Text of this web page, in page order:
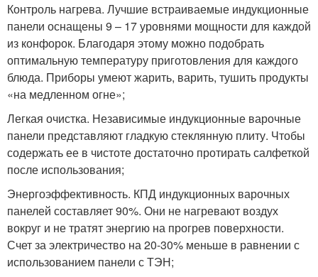
Контроль нагрева. Лучшие встраиваемые индукционные
панели оснащены 9 – 17 уровнями мощности для каждой
из конфорок. Благодаря этому можно подобрать
оптимальную температуру приготовления для каждого
блюда. Приборы умеют жарить, варить, тушить продукты
«на медленном огне»;
Легкая очистка. Независимые индукционные варочные
панели представляют гладкую стеклянную плиту. Чтобы
содержать ее в чистоте достаточно протирать салфеткой
после использования;
Энергоэффективность. КПД индукционных варочных
панелей составляет 90%. Они не нагревают воздух
вокруг и не тратят энергию на прогрев поверхности.
Счет за электричество на 20-30% меньше в равнении с
использованием панели с ТЭН;